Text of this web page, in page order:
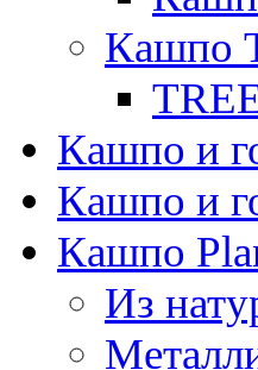
Кашпо
Кашпо и
Кашпо и
Кашпо
Из